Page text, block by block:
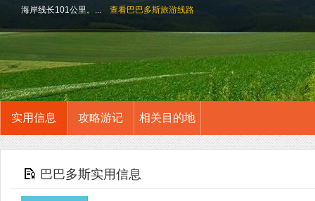
海岸线长101公里。...
查看巴巴多斯旅游线路
实用信息 攻略游记 相关目的地
巴巴多斯实用信息